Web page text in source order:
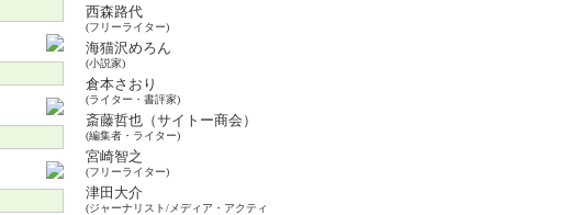
西森路代
(フリーライター)
海猫沢めろん
(小説家)
倉本さおり
(ライター・書評家)
斎藤哲也（サイトー商会）
(編集者・ライター)
宮崎智之
(フリーライター)
津田大介
(ジャーナリスト/メディア・アクティ